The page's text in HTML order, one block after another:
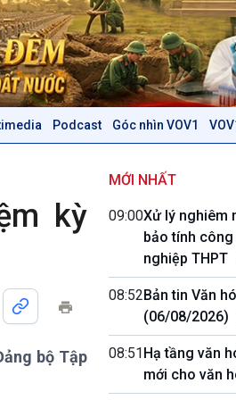
Podcast Góc nhìn VOV1
Trước giờ mở cửa
Dòng chảy Kinh tế
Tuyên chiến với gian lận
thương mại
Podcast
Góc
kỳ
bộ Tập
MỚI NHẤT
09:00Xử lý nghiêm
bảo tính
nghiệp THPT
08:52Bản tin Văn
(06/08/2026)
08:51Hạ tầng văn
mới cho văn